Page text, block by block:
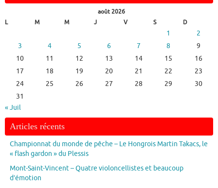
août 2026
L
M M J V S D
1
2
3
4 5 6 7 8
9
10
11 12 13 14 15
16
17
18 19 20 21 22
23
24
25 26 27 28 29
30
31
« Juil
Articles récents
Championnat du monde de pêche – Le Hongrois Martin Takacs, le
« flash gardon » du Plessis
Mont-Saint-Vincent – Quatre violoncellistes et beaucoup
d’émotion